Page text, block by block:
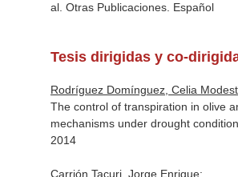
al. Otras Publicaciones. Español
Tesis dirigidas y co-
Rodríguez Domínguez, Celia
The control of transpiration in olive
mechanisms under drought
2014
Carrión Tacuri, Jorge Enrique: